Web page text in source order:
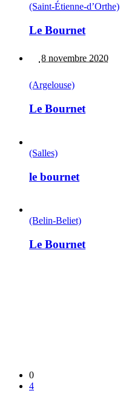
(Saint-Étienne-d’Orthe)
Le Bournet
8 novembre 2020
(Argelouse)
Le Bournet
(Salles)
le bournet
(Belin-Beliet)
Le Bournet
0
4